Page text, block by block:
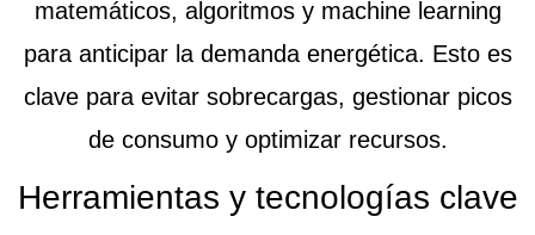
matemáticos, algoritmos y machine learning
para anticipar la demanda energética. Esto es
clave para evitar sobrecargas, gestionar picos
de consumo y optimizar recursos.
Herramientas y tecnologías clave